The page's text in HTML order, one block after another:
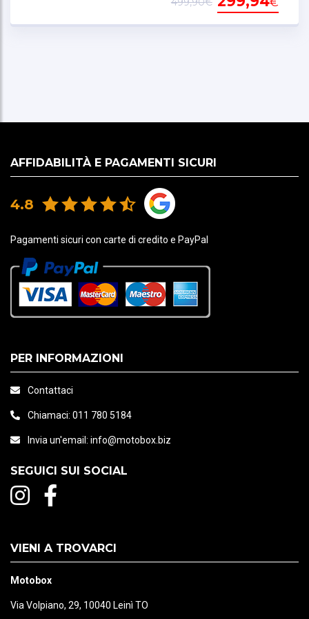
- Guanciali a sgancio rapido per una ripresa sicura
AFFIDABILITÀ E PAGAMENTI SICURI
4.8
Pagamenti sicuri con carte di credito e PayPal
PER INFORMAZIONI
Contattaci
Chiamaci: 011 780 5184
Invia un'email: info@motobox.biz
SEGUICI SUI SOCIAL
VIENI A TROVARCI
Motobox
Via Volpiano, 29, 10040 Leinì TO